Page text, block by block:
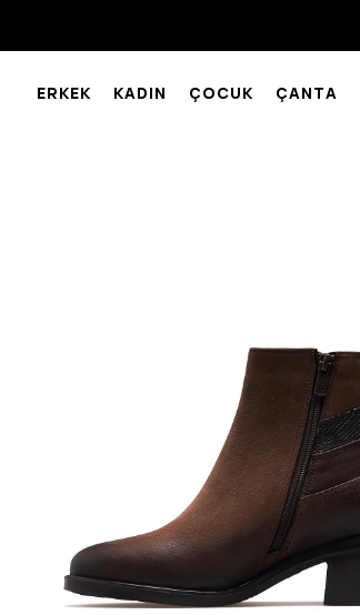
ERKEK KADIN ÇOCUK ÇANTA